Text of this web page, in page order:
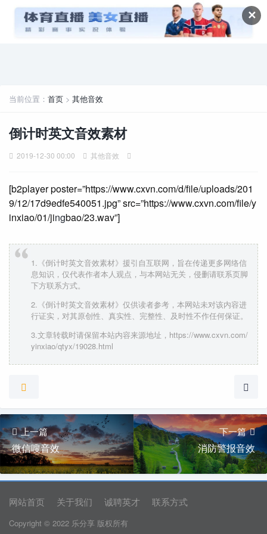
✕
当前位置： 首页 > 其他音效
倒计时英文音效素材
2019-12-30 00:00 其他音效
[b2player poster=”https://www.cxvn.com/d/file/uploads/201
9/12/17d9edfe540051.jpg” src=”https://www.cxvn.com/file/y
inxiao/01/jingbao/23.wav”]
1.《倒计时英文音效素材》援引自互联网，旨在传递更多网络信
息知识，仅代表作者本人观点，与本网站无关，侵删请联系页脚
下方联系方式。
2.《倒计时英文音效素材》仅供读者参考，本网站未对该内容进
行证实，对其原创性、真实性、完整性、及时性不作任何保证。
3.文章转载时请保留本站内容来源地址，https://www.cxvn.com/
yinxiao/qtyx/19028.html
上一篇
微信嗖音效
下一篇
消防警报音效
网站首页 关于我们 诚聘英才 联系方式
Copyright © 2022 乐分享 版权所有